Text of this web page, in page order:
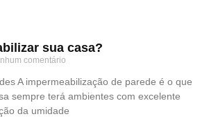
sua casa?
comentário
A impermeabilização de parede é o que
sempre terá ambientes com excelente
da umidade